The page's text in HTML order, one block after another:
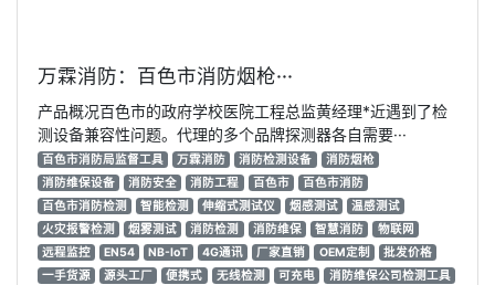
万霖消防：百色市消防烟枪···
产品概况百色市的政府学校医院工程总监黄经理*近遇到了检
测设备兼容性问题。代理的多个品牌探测器各自需要···
百色市消防局监督工具 万霖消防 消防检测设备
消防烟枪
消防维保设备
消防安全 消防工程 百色市
百色市消防
百色市消防检测
智能检测 伸缩式测试仪 烟感测试
温感测试
火灾报警检测
烟雾测试 消防检测 消防维保 智慧消防
物联网
远程监控
EN54 NB-IoT 4G通讯 厂家直销 OEM定制
批发价格
一手货源
源头工厂 便携式 无线检测 可充电
消防维保公司检测工具